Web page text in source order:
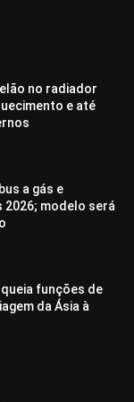
no radiador
e até
a gás e
2026; modelo será
funções de
da Ásia à